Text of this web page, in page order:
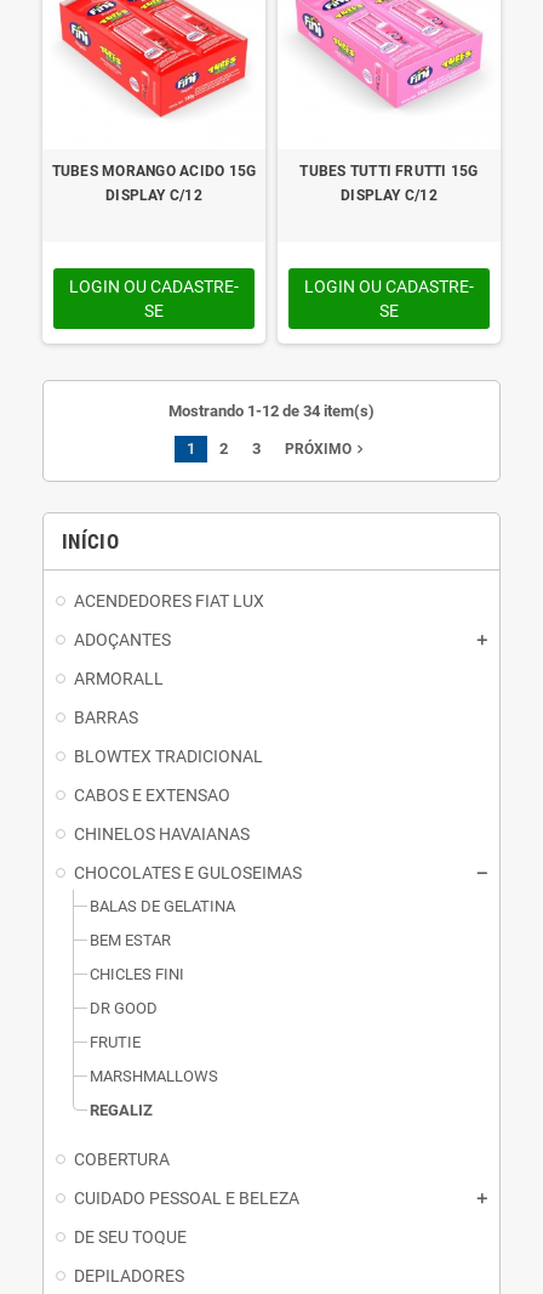
INÍCIO
ACENDEDORES FIAT LUX
ADOÇANTES
ARMORALL
BARRAS
BLOWTEX TRADICIONAL
CABOS E EXTENSAO
CHINELOS HAVAIANAS
CHOCOLATES E GULOSEIMAS
BALAS DE GELATINA
BEM ESTAR
CHICLES FINI
DR GOOD
FRUTIE
MARSHMALLOWS
REGALIZ
COBERTURA
CUIDADO PESSOAL E BELEZA
DE SEU TOQUE
DEPILADORES
TUBES MORANGO ACIDO 15G
DISPLAY C/12
LOGIN OU CADASTRE-
SE
TUBES TUTTI FRUTTI 15G
DISPLAY C/12
LOGIN OU CADASTRE-
SE
Mostrando 1-12 de 34 item(s)
1 2 3 PRÓXIMO navigate_next